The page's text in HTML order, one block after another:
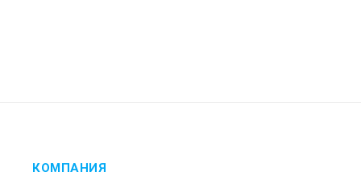
КОМПАНИЯ